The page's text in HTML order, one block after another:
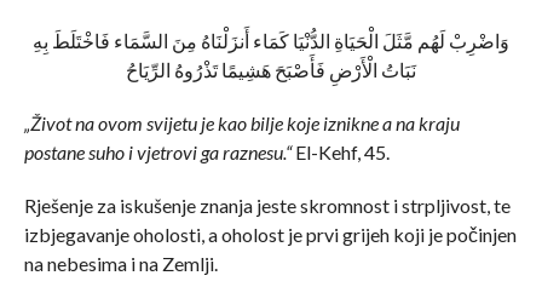
وَاضْرِبْ لَهُم مَّثَلَ الْحَيَاةِ الدُّنْيَا كَمَاء أَنزَلْنَاهُ مِنَ السَّمَاء فَاخْتَلَطَ بِهِ
نَبَاتُ الْأَرْضِ فَأَصْبَحَ هَشِيمًا تَذْرُوهُ الرِّيَاحُ
„Život na ovom svijetu je kao bilje koje iznikne a na kraju
postane suho i vjetrovi ga raznesu.“El-Kehf, 45.
Rješenje za iskušenje znanja jeste skromnost i strpljivost, te
izbjegavanje oholosti, a oholost je prvi grijeh koji je počinjen
na nebesima i na Zemlji.